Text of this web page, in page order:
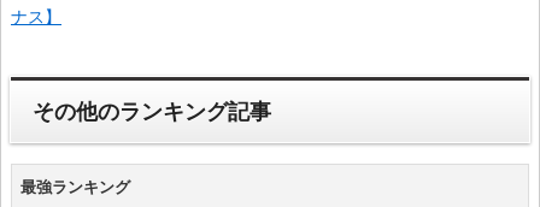
ナス】
その他のランキング記事
最強ランキング